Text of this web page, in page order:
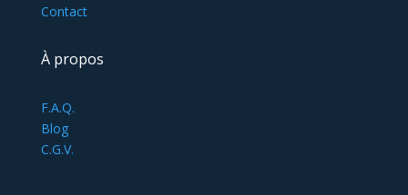
Contact
À propos
F.A.Q.
Blog
C.G.V.